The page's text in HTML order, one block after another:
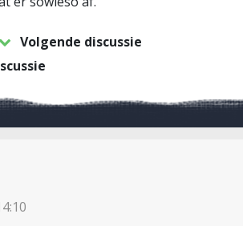
Volgende discussie